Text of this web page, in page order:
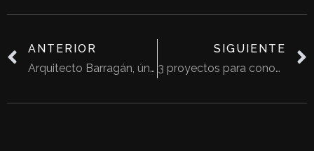
ANTERIOR
Arquitecto Barragán, único mexicano con un Pritzker
SIGUIENTE
3 proyectos para conocer a Zaha Hadid